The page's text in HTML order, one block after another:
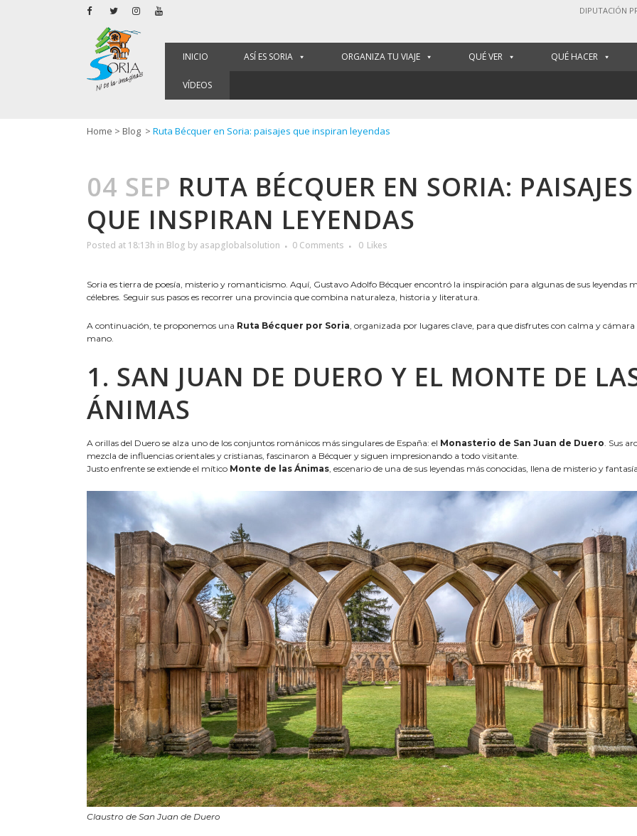
DIPUTACIÓN
INICIO ASÍ ES SORIA ORGANIZA TU VIAJE QUÉ VER QUÉ HACER
VÍDEOS
Home > Blog > Ruta Bécquer en Soria: paisajes que inspiran leyendas
04 SEP RUTA BÉCQUER EN SORIA: PAISAJES
QUE INSPIRAN LEYENDAS
Posted at 18:13h in Blog by asapglobalsolution 0 Comments 0 Likes
Soria es tierra de poesía, misterio y romanticismo. Aquí, Gustavo Adolfo Bécquer encontró la inspiración para algunas de sus leyendas
célebres. Seguir sus pasos es recorrer una provincia que combina naturaleza, historia y literatura.
A continuación, te proponemos una Ruta Bécquer por Soria, organizada por lugares clave, para que disfrutes con calma y cámara
mano.
1. SAN JUAN DE DUERO Y EL MONTE DE
ÁNIMAS
A orillas del Duero se alza uno de los conjuntos románicos más singulares de España: el Monasterio de San Juan de Duero. Sus
mezcla de influencias orientales y cristianas, fascinaron a Bécquer y siguen impresionando a todo visitante.
Justo enfrente se extiende el mítico Monte de las Ánimas, escenario de una de sus leyendas más conocidas, llena de misterio y
Claustro de San Juan de Duero